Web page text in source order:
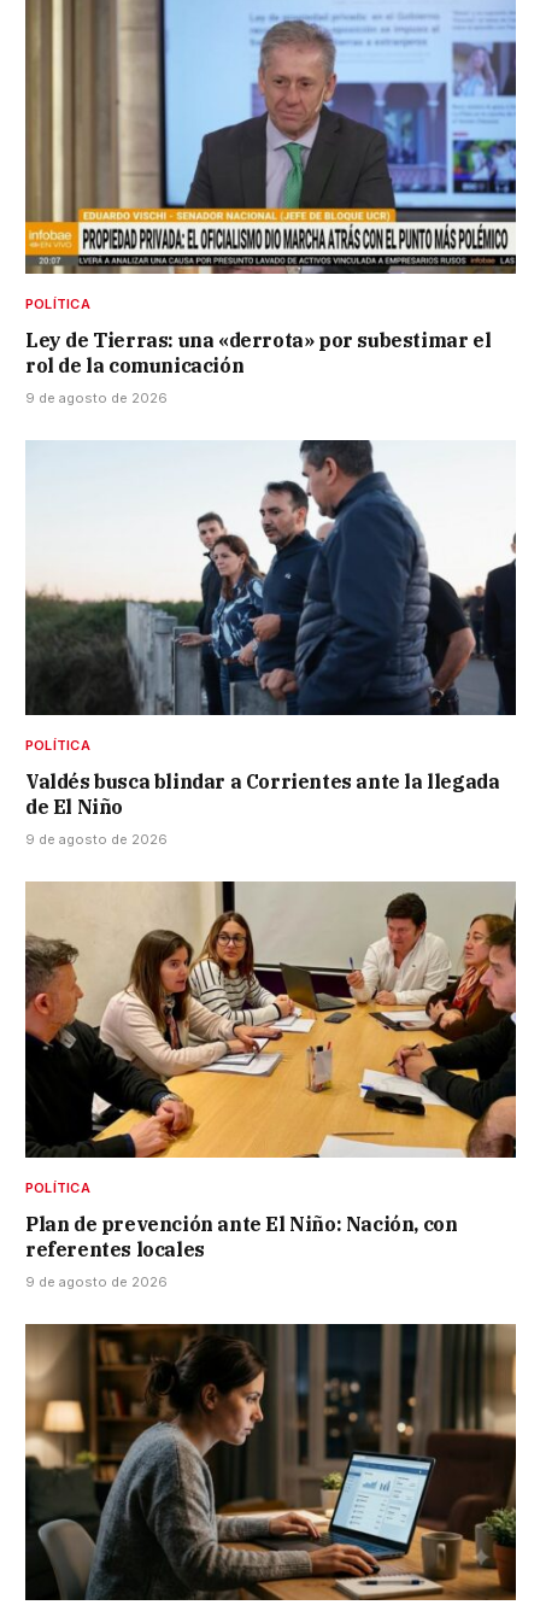
POLÍTICA
Ley de Tierras: una «derrota» por subestimar el
rol de la comunicación
9 de agosto de 2026
POLÍTICA
Valdés busca blindar a Corrientes ante la llegada
de El Niño
9 de agosto de 2026
POLÍTICA
Plan de prevención ante El Niño: Nación, con
referentes locales
9 de agosto de 2026